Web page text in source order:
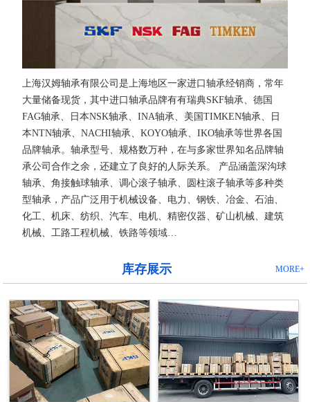
上海汉姆轴承有限公司是上海地区一家进口轴承经销商，常年
大量储备现货，其中进口轴承品牌有有瑞典SKF轴承、德国
FAG轴承、日本NSK轴承、INA轴承、美国TIMKEN轴承、日
本NTN轴承、NACHI轴承、KOYO轴承、IKO轴承等世界各国
品牌轴承。轴承型号、规格数万种，在与多家世界知名品牌轴
承公司合作之余，还建立了良好的人际关系。 产品涵盖深沟球
轴承、角接触球轴承、调心滚子轴承、圆柱滚子轴承等多种类
型轴承，产品广泛用于机械设备、电力、钢铁、冶金、石油、
化工、机床、纺织、汽车、电机、精密仪器、矿山机械、建筑
机械、工路工程机械、铁路等领域…
MORE+
库存展示